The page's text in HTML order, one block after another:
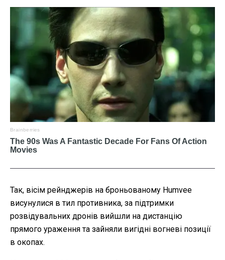
Так, вісім рейнджерів на броньованому Humvee
висунулися в тил противника, за підтримки
розвідувальних дронів вийшли на дистанцію
прямого ураження та зайняли вигідні вогневі позиції
в окопах.